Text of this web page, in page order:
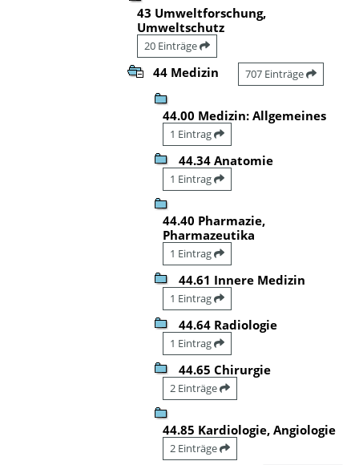
43 Umweltforschung,
Umweltschutz
20 Einträge
44 Medizin 707 Einträge
44.00 Medizin: Allgemeines
1 Eintrag
44.34 Anatomie
1 Eintrag
44.40 Pharmazie,
Pharmazeutika
1 Eintrag
44.61 Innere Medizin
1 Eintrag
44.64 Radiologie
1 Eintrag
44.65 Chirurgie
2 Einträge
44.85 Kardiologie, Angiologie
2 Einträge